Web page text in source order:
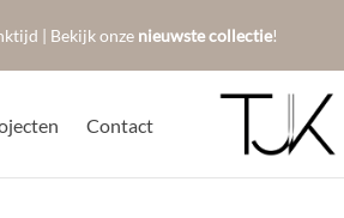
| Bekijk onze nieuwste collectie!
Contact